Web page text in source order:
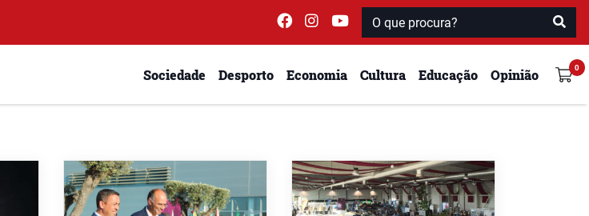
Sociedade Desporto Economia Cultura Educação Opinião